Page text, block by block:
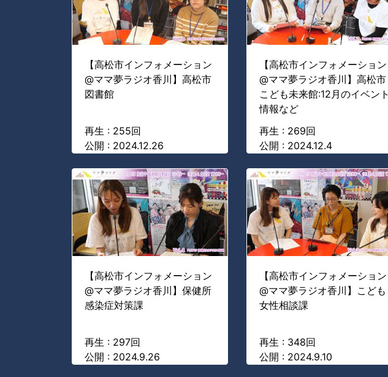
【高松市インフォメーション
@ママ夢ラジオ香川】高松市
図書館
再生 : 255回
公開 : 2024.12.26
【高松市インフォメーション
@ママ夢ラジオ香川】高松市
こども未来館:12月のイベント
情報など
再生 : 269回
公開 : 2024.12.4
【高松市インフォメーション
@ママ夢ラジオ香川】保健所
感染症対策課
再生 : 297回
公開 : 2024.9.26
【高松市インフォメーション
@ママ夢ラジオ香川】こども
女性相談課
再生 : 348回
公開 : 2024.9.10